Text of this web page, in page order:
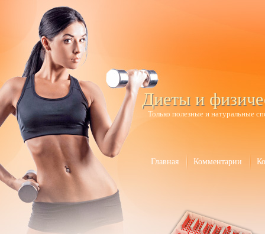
Диеты и
Только полезные и натуральные
Главная Комментарии